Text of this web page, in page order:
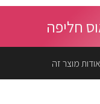
חליפה
מוצר זה